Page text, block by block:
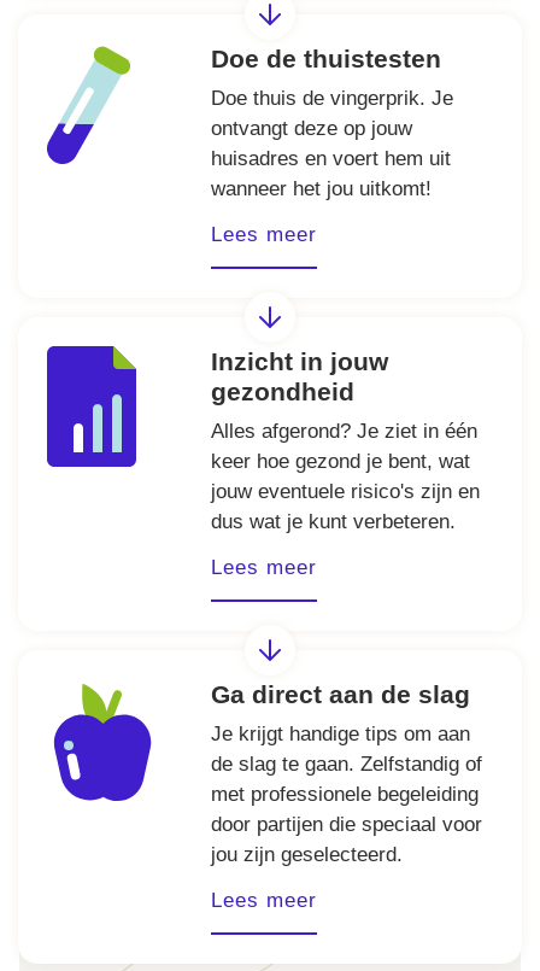
Doe de thuistesten
Doe thuis de vingerprik. Je
ontvangt deze op jouw
huisadres en voert hem uit
wanneer het jou uitkomt!
Lees meer
Inzicht in jouw
gezondheid
Alles afgerond? Je ziet in één
keer hoe gezond je bent, wat
jouw eventuele risico's zijn en
dus wat je kunt verbeteren.
Lees meer
Ga direct aan de slag
Je krijgt handige tips om aan
de slag te gaan. Zelfstandig of
met professionele begeleiding
door partijen die speciaal voor
jou zijn geselecteerd.
Lees meer